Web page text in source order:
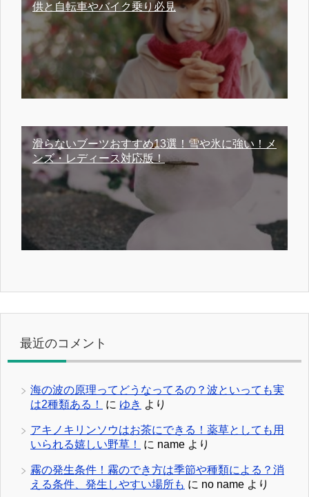
供と自転車やバイク乗り必見
滑らないブーツおすすめ13選！雪や氷に強い！メ
ンズ・レディース対応版！
最近のコメント
海の波の原理ってどうなってるの？波といっても実
は2種類ある！
に ゆき より
アキノキリンソウはお茶にできる！薬草としても用
いられる嬉しい野草！
に name より
霧の発生条件！霧のでき方は季節や種類による？消
える条件、発生しやすい場所も に no name より